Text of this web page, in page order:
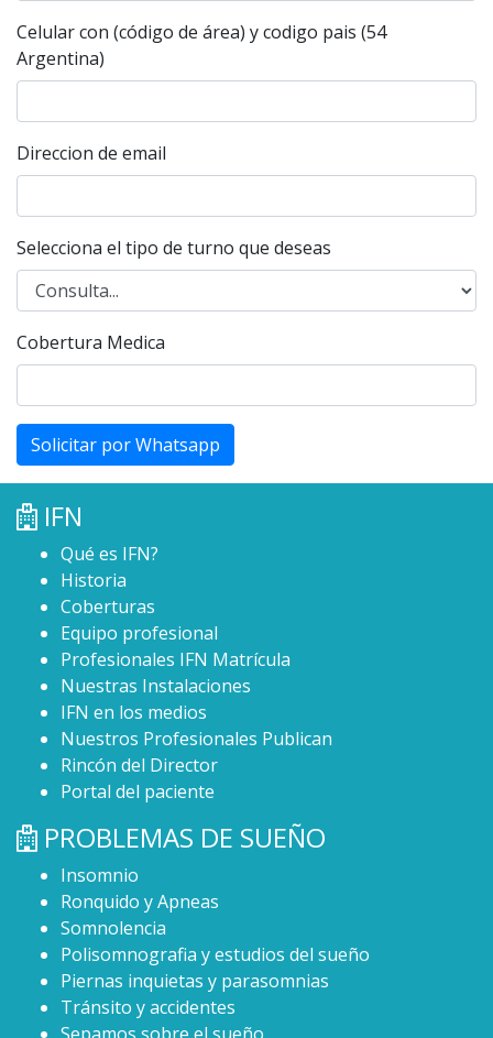
Celular con (código de área) y codigo pais (54
Argentina)
Direccion de email
Selecciona el tipo de turno que deseas
Cobertura Medica
Solicitar por Whatsapp
IFN
Qué es IFN?
Historia
Coberturas
Equipo profesional
Profesionales IFN Matrícula
Nuestras Instalaciones
IFN en los medios
Nuestros Profesionales Publican
Rincón del Director
Portal del paciente
PROBLEMAS DE SUEÑO
Insomnio
Ronquido y Apneas
Somnolencia
Polisomnografia y estudios del sueño
Piernas inquietas y parasomnias
Tránsito y accidentes